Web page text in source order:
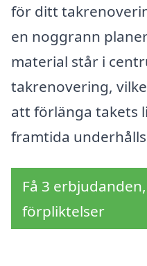
för ditt
en noggrann
material står i
takrenovering,
att förlänga takets
framtida
Få 3
förpliktelser